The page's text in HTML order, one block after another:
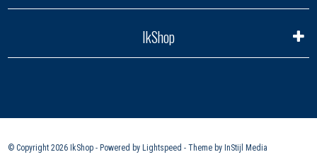
IkShop
© Copyright 2026 IkShop - Powered by Lightspeed - Theme by InStijl Media